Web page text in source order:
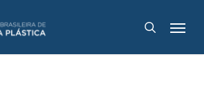
search